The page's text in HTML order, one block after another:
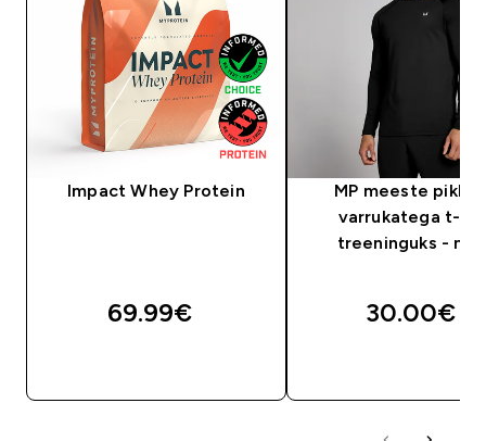
Impact Whey Protein
69.99€‎
MP meeste
varrukatega t-
treeninguks -
30.00€‎